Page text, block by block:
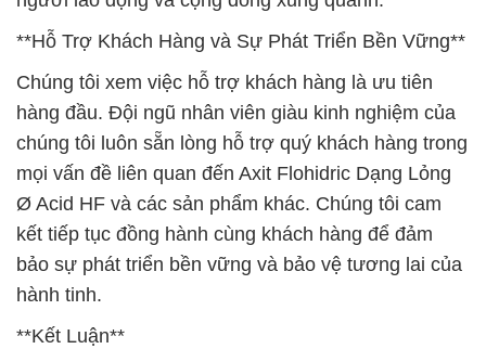
**Hỗ Trợ Khách Hàng và Sự Phát Triển Bền Vững**
Chúng tôi xem việc hỗ trợ khách hàng là ưu tiên
hàng đầu. Đội ngũ nhân viên giàu kinh nghiệm của
chúng tôi luôn sẵn lòng hỗ trợ quý khách hàng trong
mọi vấn đề liên quan đến Axit Flohidric Dạng Lỏng
Ø Acid HF và các sản phẩm khác. Chúng tôi cam
kết tiếp tục đồng hành cùng khách hàng để đảm
bảo sự phát triển bền vững và bảo vệ tương lai của
hành tinh.
**Kết Luận**